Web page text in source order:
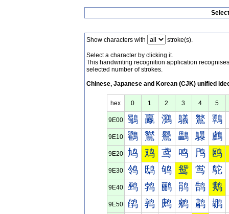
Show characters with stroke(s).
Select a character by clicking it.
This handwriting recognition application
selected number of strokes.
Chinese, Japanese and Korean (CJK) unified
hex 0 1 2 3 4 5
9E00 鸀 鸁 鸂 鸃 鸄 鸅
9E10 鸐 鸑 鸒 鸓 鸔 鸕
9E20 鸠 鸡 鸢 鸣 鸤 鸥
9E30 鸰 鸱 鸲 鸳 鸴 鸵
9E40 鹀 鹁 鹂 鹃 鹄 鹅
9E50 鹐 鹑 鹒 鹓 鹔 鹕